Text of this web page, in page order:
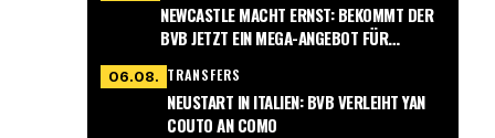
NEWCASTLE MACHT ERNST: BEKOMMT DER
BVB JETZT EIN MEGA-ANGEBOT FÜR
NMECHA?
06.08. TRANSFERS
NEUSTART IN ITALIEN: BVB VERLEIHT YAN
COUTO AN COMO